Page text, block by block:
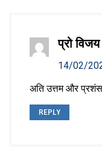
प्रो
14/02/
अति उत्तम और
REPLY